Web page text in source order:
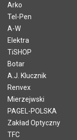
Arko
Tel-Pen
A-W
Elektra
TiSHOP
Botar
A.J. Klucznik
Renvex
Mierzejwski
PAGEL-POLSKA
Zakład Optyczny
TFC